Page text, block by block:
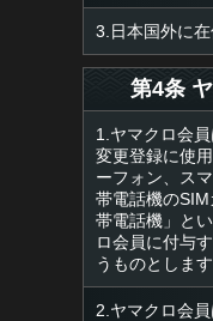
3.日本国外に在
第4条
1.ヤマクロ会
変更登録に使
ーフォン、ス
帯電話機の
帯電話機」と
ロ会員に付与
うものとします
2.ヤマクロ会